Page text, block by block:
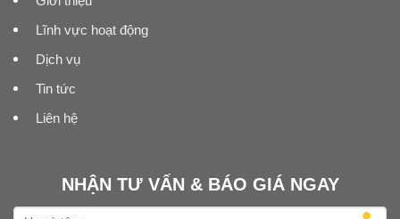
Lĩnh vực hoạt động
Dịch vụ
Tin tức
Liên hệ
NHẬN TƯ VẤN & BÁO GIÁ NGAY